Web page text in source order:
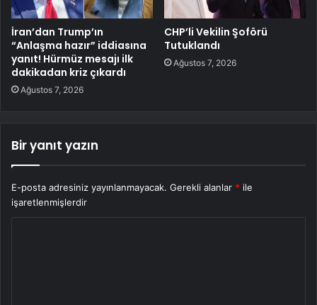
İran’dan Trump’ın
“Anlaşma hazır” iddiasına
yanıt! Hürmüz mesajı ilk
dakikadan kriz çıkardı
Ağustos 7, 2026
CHP’li Vekilin Şoförü
Tutuklandı
Ağustos 7, 2026
Bir yanıt yazın
E-posta adresiniz yayınlanmayacak. Gerekli alanlar * ile
işaretlenmişlerdir